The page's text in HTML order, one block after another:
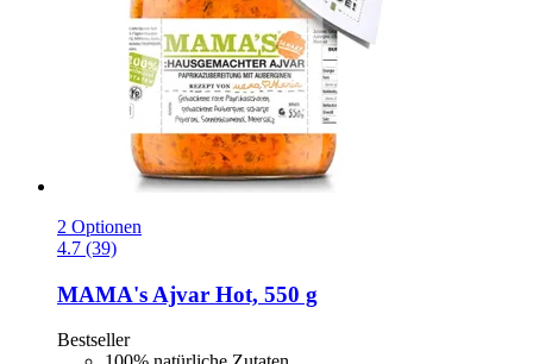
2 Optionen
4.7 (39)
MAMA's Ajvar Hot, 550 g
Bestseller